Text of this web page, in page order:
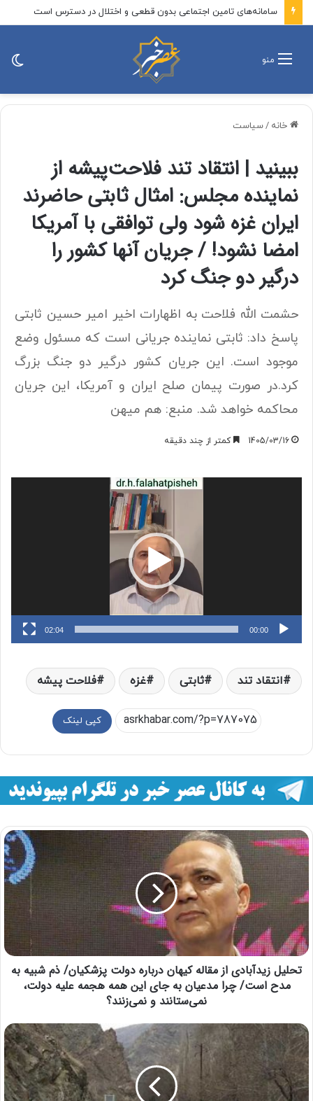
منو
خانه /سیاست
ببینید | انتقاد تند فلاحت‌پیشه از
نماینده مجلس: امثال ثابتی حاضرند
ایران غزه شود ولی توافقی با آمریکا
امضا نشود! / جریان آنها کشور را
درگیر دو جنگ کرد
حشمت الله فلاحت به اظهارات اخیر امیر حسین ثابتی
پاسخ داد: ثابتی نماینده جریانی است که مسئول وضع
موجود است. این جریان کشور درگیر دو جنگ بزرگ
کرد.در صورت پیمان صلح ایران و آمریکا، این جریان
محاکمه خواهد شد. منبع: هم میهن
1405/03/16 کمتر از چند دقیقه
00:00
02:04
انتقاد تند ثابتی غزه فلاحت پیشه
کپی لینک
تحلیل زیدآبادی از مقاله کیهان درباره دولت پزشکیان/ ذم شبیه به
مدح است/ چرا مدعیان به جای این همه هجمه علیه دولت،
نمی‌ستانند و نمی‌زنند؟